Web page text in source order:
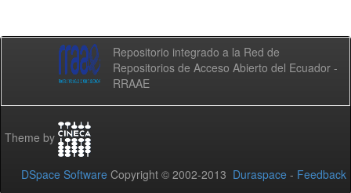
Repositorio integrado a la Red de
Repositorios de Acceso Abierto del Ecuador -
RRAAE
Theme by
DSpace Software Copyright © 2002-2013 Duraspace - Feedback